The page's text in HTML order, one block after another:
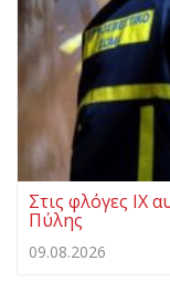
Στις φλόγες ΙΧ
Πύλης
09.08.2026